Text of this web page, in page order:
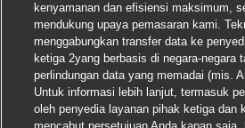
kenyamanan dan efisiensi maksimum,
mendukung upaya pemasaran kami.
menggabungkan transfer data ke
ketiga 2yang berbasis di negara-negara
perlindungan data yang memadai (mis.
Untuk informasi lebih lanjut, termasuk
oleh penyedia layanan pihak ketiga dan